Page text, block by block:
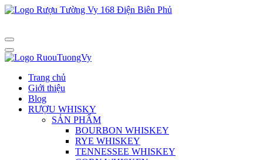
Trang chủ
Giới thiệu
Blog
RƯỢU WHISKY
SẢN PHẨM
BOURBON WHISKEY
RYE WHISKEY
TENNESSEE WHISKEY